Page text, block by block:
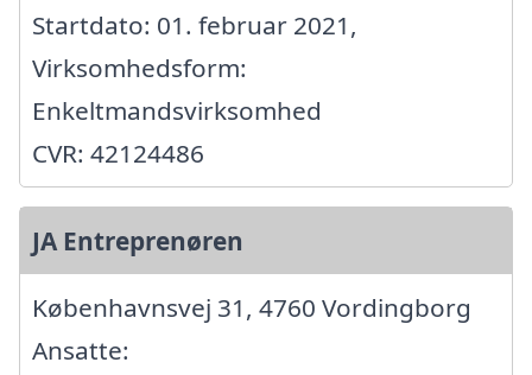
Startdato: 01. februar 2021,
Virksomhedsform:
Enkeltmandsvirksomhed
CVR: 42124486
JA Entreprenøren
Københavnsvej 31, 4760 Vordingborg
Ansatte: